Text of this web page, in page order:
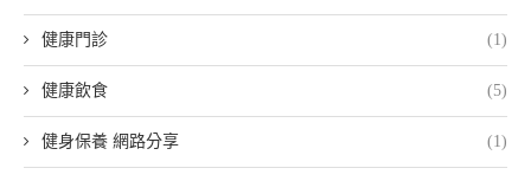
健康門診 (1)
健康飲食 (5)
健身保養 網路分享 (1)